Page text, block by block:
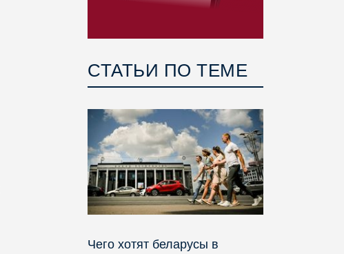
СТАТЬИ ПО ТЕМЕ
Чего хотят беларусы в